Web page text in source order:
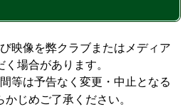
映像を弊クラブまたはメディア
場合があります。
等は予告なく変更・中止となる
じめご了承ください。